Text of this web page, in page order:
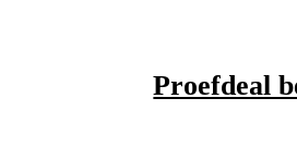
Proefdeal